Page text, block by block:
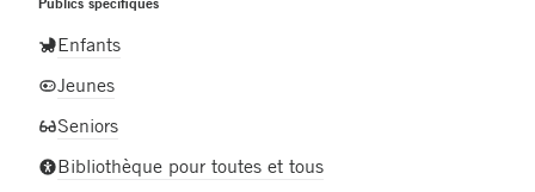
Enfants
Jeunes
Seniors
Bibliothèque pour toutes et tous